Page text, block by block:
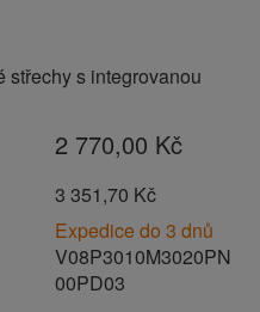
střechy s integrovanou
2 770,00 Kč
3 351,70 Kč
Expedice do 3 dnů
V08P3010M3020PN
00PD03